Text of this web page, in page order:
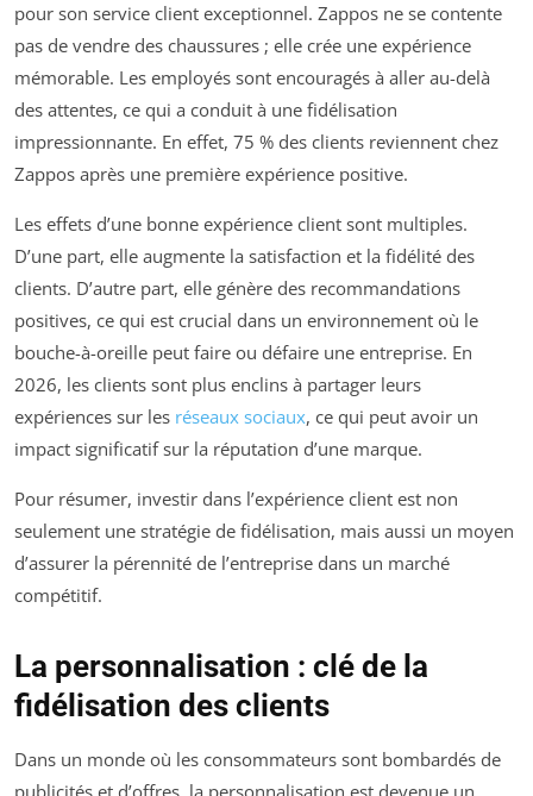
pour son service client exceptionnel. Zappos ne se contente
pas de vendre des chaussures ; elle crée une expérience
mémorable. Les employés sont encouragés à aller au-delà
des attentes, ce qui a conduit à une fidélisation
impressionnante. En effet, 75 % des clients reviennent chez
Zappos après une première expérience positive.
Les effets d’une bonne expérience client sont multiples.
D’une part, elle augmente la satisfaction et la fidélité des
clients. D’autre part, elle génère des recommandations
positives, ce qui est crucial dans un environnement où le
bouche-à-oreille peut faire ou défaire une entreprise. En
2026, les clients sont plus enclins à partager leurs
expériences sur les réseaux sociaux, ce qui peut avoir un
impact significatif sur la réputation d’une marque.
Pour résumer, investir dans l’expérience client est non
seulement une stratégie de fidélisation, mais aussi un moyen
d’assurer la pérennité de l’entreprise dans un marché
compétitif.
La personnalisation : clé de la
fidélisation des clients
Dans un monde où les consommateurs sont bombardés de